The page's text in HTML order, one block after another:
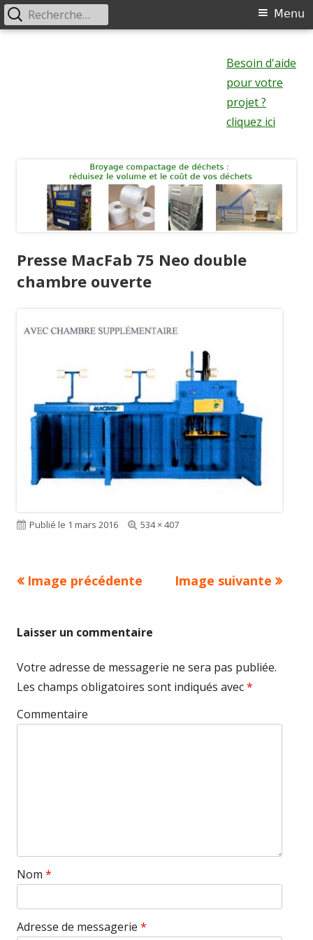
Besoin d'aide
pour votre
projet ?
cliquez ici
Menu
Menu
Rechercher :
Presse MacFab 75 Neo double
chambre ouverte
Publié le 1 mars 2016
Taille
534 × 407
Image précédente Image suivante
Laisser un commentaire
Votre adresse de messagerie ne sera pas publiée.
Les champs obligatoires sont indiqués avec*
Commentaire
Nom *
Adresse de messagerie *